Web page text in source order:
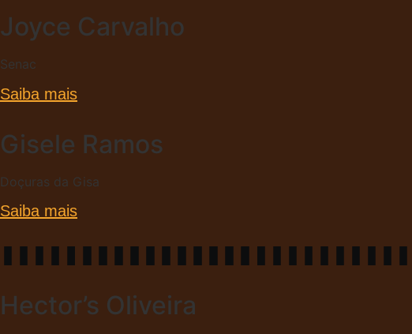
Joyce Carvalho
Senac
Saiba mais
Gisele Ramos
Doçuras da Gisa
Saiba mais
Hector’s Oliveira